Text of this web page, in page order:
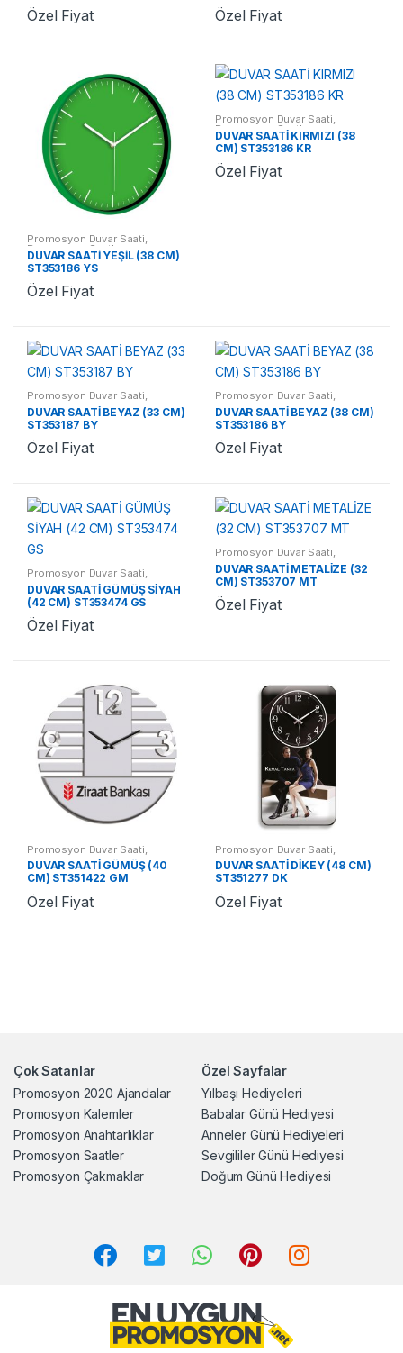
Özel Fiyat Özel Fiyat
Promosyon Duvar Saati,
Promosyon Saatler
DUVAR SAATİ YEŞİL (38 CM)
ST353186 YS
Özel Fiyat
Promosyon Duvar Saati,
Promosyon Saatler
DUVAR SAATİ KIRMIZI (38
CM) ST353186 KR
Özel Fiyat
Promosyon Duvar Saati,
Promosyon Saatler
DUVAR SAATİ BEYAZ (33 CM)
ST353187 BY
Özel Fiyat
Promosyon Duvar Saati,
Promosyon Saatler
DUVAR SAATİ BEYAZ (38 CM)
ST353186 BY
Özel Fiyat
Promosyon Duvar Saati
Promosyon Saatler
DUVAR SAATİ GÜMÜŞ SİYAH
(42 CM) ST353474 GS
Özel Fiyat
Promosyon Duvar Saati
Promosyon Saatler
DUVAR SAATİ METALİZE (32
CM) ST353707 MT
Özel Fiyat
Promosyon Duvar Saati
Promosyon Saatler
DUVAR SAATİ GÜMÜŞ (40
CM) ST351422 GM
Özel Fiyat
Promosyon Duvar Saati
Promosyon Saatler
DUVAR SAATİ DİKEY (48 CM)
ST351277 DK
Özel Fiyat
Çok Satanlar
Promosyon 2020 Ajandalar
Promosyon Kalemler
Promosyon Anahtarlıklar
Promosyon Saatler
Promosyon Çakmaklar
Özel Sayfalar
Yılbaşı Hediyeleri
Babalar Günü Hediyesi
Anneler Günü Hediyeleri
Sevgililer Günü Hediyesi
Doğum Günü Hediyesi